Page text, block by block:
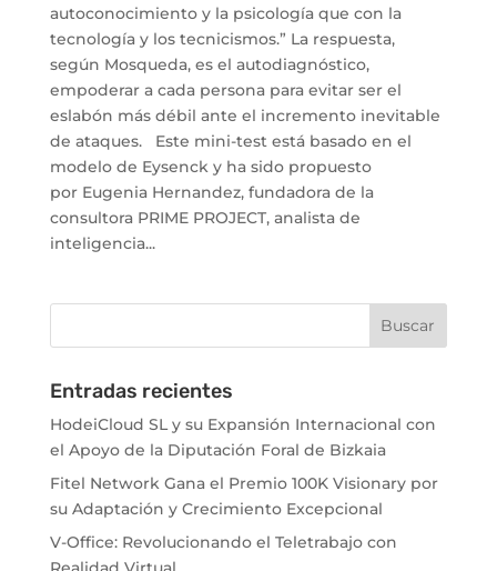
autoconocimiento y la psicología que con la
tecnología y los tecnicismos.” La respuesta,
según Mosqueda, es el autodiagnóstico,
empoderar a cada persona para evitar ser el
eslabón más débil ante el incremento inevitable
de ataques. Este mini-test está basado en el
modelo de Eysenck y ha sido propuesto
por Eugenia Hernandez, fundadora de la
consultora PRIME PROJECT, analista de
inteligencia...
Entradas recientes
HodeiCloud SL y su Expansión Internacional con
el Apoyo de la Diputación Foral de Bizkaia
Fitel Network Gana el Premio 100K Visionary por
su Adaptación y Crecimiento Excepcional
V-Office: Revolucionando el Teletrabajo con